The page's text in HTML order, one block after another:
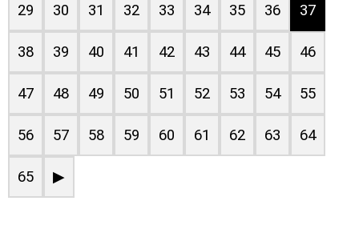
29 30 31 32 33 34 35 36 37
38 39 40 41 42 43 44 45 46
47 48 49 50 51 52 53 54 55
56 57 58 59 60 61 62 63 64
65 ▶